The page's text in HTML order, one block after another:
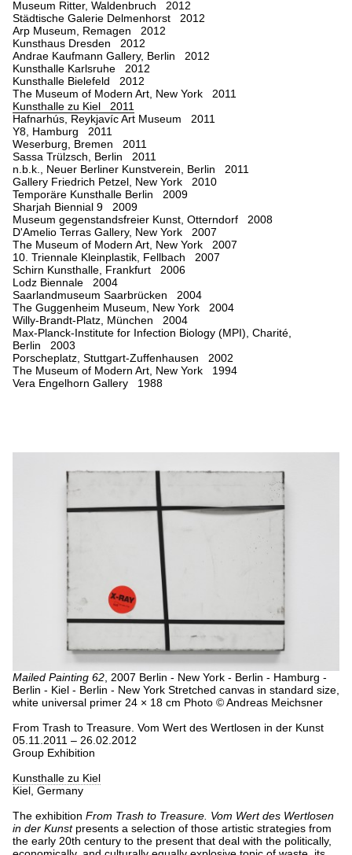
Museum Ritter, Waldenbruch 2012
Städtische Galerie Delmenhorst 2012
Arp Museum, Remagen 2012
Kunsthaus Dresden 2012
Andrae Kaufmann Gallery, Berlin 2012
Kunsthalle Karlsruhe 2012
Kunsthalle Bielefeld 2012
The Museum of Modern Art, New York 2011
Kunsthalle zu Kiel 2011
Hafnarhús, Reykjavíc Art Museum 2011
Y8, Hamburg 2011
Weserburg, Bremen 2011
Sassa Trülzsch, Berlin 2011
n.b.k., Neuer Berliner Kunstverein, Berlin 2011
Gallery Friedrich Petzel, New York 2010
Temporäre Kunsthalle Berlin 2009
Sharjah Biennial 9 2009
Museum gegenstandsfreier Kunst, Otterndorf 2008
D'Amelio Terras Gallery, New York 2007
The Museum of Modern Art, New York 2007
10. Triennale Kleinplastik, Fellbach 2007
Schirn Kunsthalle, Frankfurt 2006
Lodz Biennale 2004
Saarlandmuseum Saarbrücken 2004
The Guggenheim Museum, New York 2004
Willy-Brandt-Platz, München 2004
Max-Planck-Institute for Infection Biology (MPI), Charité,
Berlin 2003
Porscheplatz, Stuttgart-Zuffenhausen 2002
The Museum of Modern Art, New York 1994
Vera Engelhorn Gallery 1988
Mailed Painting 62 , 2007 Berlin - New York - Berlin - Hamburg -
Berlin - Kiel - Berlin - New York Stretched canvas in standard size,
white universal primer 24 × 18 cm Photo © Andreas Meichsner
From Trash to Treasure. Vom Wert des Wertlosen in der Kunst
05.11.2011 – 26.02.2012
Group Exhibition
Kunsthalle zu Kiel
Kiel, Germany
The exhibition From Trash to Treasure. Vom Wert des Wertlosen
in der Kunstpresents a selection of those artistic strategies from
the early 20th century to the present that deal with the politically,